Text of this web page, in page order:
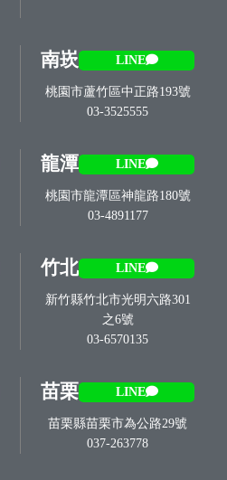
南崁 LINE
桃園市蘆竹區中正路193號
03-3525555
龍潭 LINE
桃園市龍潭區神龍路180號
03-4891177
竹北 LINE
新竹縣竹北市光明六路301
之6號
03-6570135
苗栗 LINE
苗栗縣苗栗市為公路29號
037-263778